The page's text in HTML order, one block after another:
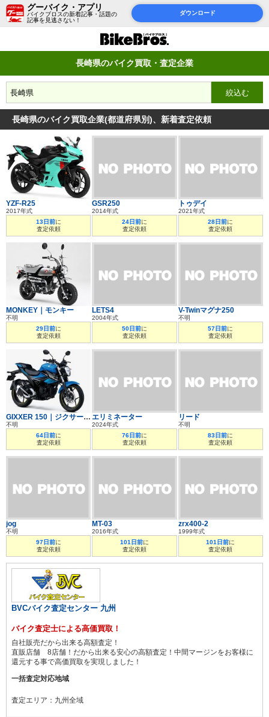
グーバイク・アプリ
バイクブロスの新着記事・話題の
記事を見逃さない！
ダウンロード
長崎県のバイク買取・査定企業
長崎県のバイク買取企業(都道府県別)、新着査定依頼
YZF-R25
2017年式
13日前に
査定依頼
GSR250
2014年式
24日前に
査定依頼
トゥデイ
2021年式
28日前に
査定依頼
MONKEY｜モンキー
不明
29日前に
査定依頼
LETS4
2004年式
50日前に
査定依頼
V-Twinマグナ250
不明
57日前に
査定依頼
GIXXER 150｜ジクサー150
不明
64日前に
査定依頼
エリミネーター
2024年式
76日前に
査定依頼
リード
不明
83日前に
査定依頼
jog
不明
97日前に
査定依頼
MT-03
2016年式
101日前に
査定依頼
zrx400-2
1999年式
101日前に
査定依頼
BVCバイク査定センター 九州
バイク査定士による高価買取！
自社販売だから出来る高額査定！
直販店舗 8店舗！だから出来る安心の高額査定！中間マージンをお客様に
還元する事で高価買取を実現しました！
一括査定対応地域
査定エリア：九州全域